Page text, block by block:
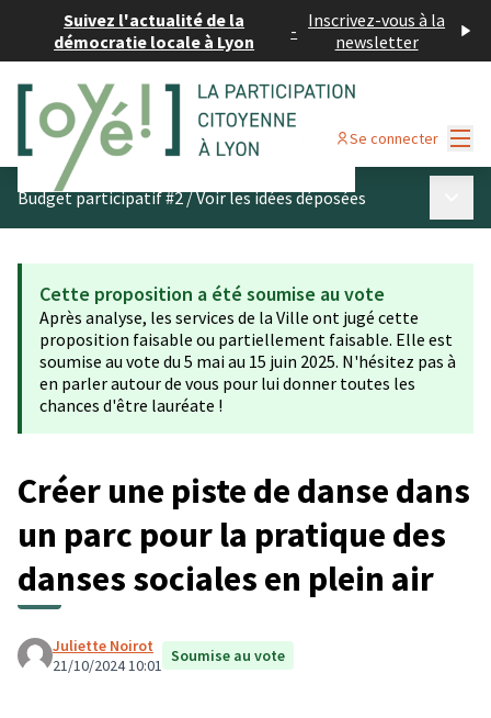
Suivez l'actualité de la
démocratie locale à Lyon
- Inscrivez-vous à la
newsletter
Se connecter
Budget participatif #2/Voir les idées déposées
Cette proposition a été soumise au vote
Après analyse, les services de la Ville ont jugé cette
proposition faisable ou partiellement faisable. Elle est
soumise au vote du 5 mai au 15 juin 2025. N'hésitez pas à
en parler autour de vous pour lui donner toutes les
chances d'être lauréate !
Créer une piste de danse dans
un parc pour la pratique des
danses sociales en plein air
Juliette Noirot
21/10/2024 10:01 Soumise au vote